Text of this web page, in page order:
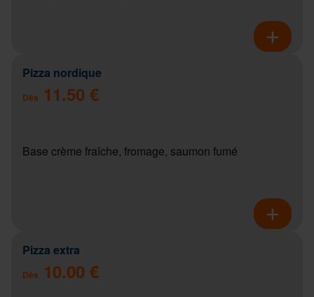
Pizza nordique
Dès 11.50 €
Base crème fraîche, fromage, saumon fumé
Pizza extra
Dès 10.00 €